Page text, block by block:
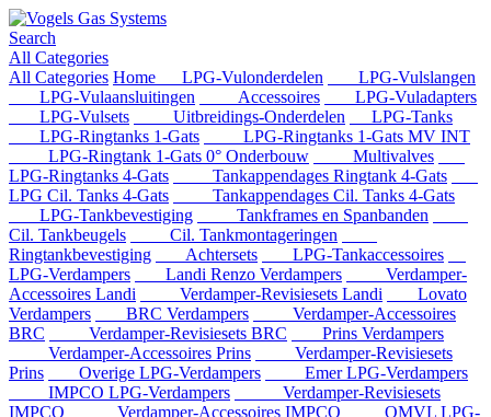
Search
All Categories
All Categories Home LPG-Vulonderdelen
LPG-Vulslangen
LPG-Vulaansluitingen
Accessoires
LPG-Vuladapters
LPG-Vulsets
Uitbreidings-Onderdelen
LPG-Tanks
LPG-Ringtanks 1-Gats
LPG-Ringtanks 1-Gats MV INT
LPG-Ringtank 1-Gats 0° Onderbouw
Multivalves
LPG-Ringtanks 4-Gats
Tankappendages Ringtank 4-Gats
LPG Cil. Tanks 4-Gats
Tankappendages Cil. Tanks 4-Gats
LPG-Tankbevestiging
Tankframes en Spanbanden
Cil. Tankbeugels
Cil. Tankmontageringen
Ringtankbevestiging
Achtersets
LPG-Tankaccessoires
LPG-Verdampers
Landi Renzo Verdampers
Verdamper-
Accessoires Landi
Verdamper-Revisiesets Landi
Lovato
Verdampers
BRC Verdampers
Verdamper-Accessoires
BRC
Verdamper-Revisiesets BRC
Prins Verdampers
Verdamper-Accessoires Prins
Verdamper-Revisiesets
Prins
Overige LPG-Verdampers
Emer LPG-Verdampers
IMPCO LPG-Verdampers
Verdamper-Revisiesets
IMPCO
Verdamper-Accessoires IMPCO
OMVL LPG-